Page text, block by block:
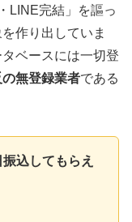
LINE完結」を謳っ
作り出していま
ベースには一切登
無登録業者である
込してもらえ